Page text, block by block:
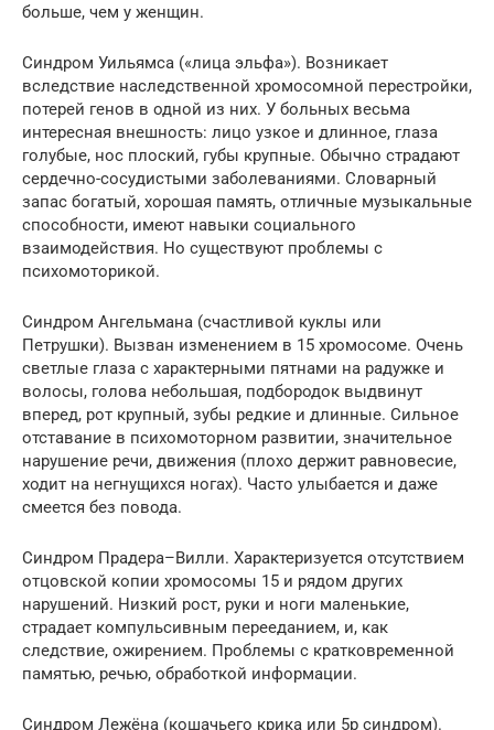
больше, чем у женщин.
Синдром Уильямса («лица эльфа»). Возникает
вследствие наследственной хромосомной перестройки,
потерей генов в одной из них. У больных весьма
интересная внешность: лицо узкое и длинное, глаза
голубые, нос плоский, губы крупные. Обычно страдают
сердечно-сосудистыми заболеваниями. Словарный
запас богатый, хорошая память, отличные музыкальные
способности, имеют навыки социального
взаимодействия. Но существуют проблемы с
психомоторикой.
Синдром Ангельмана (счастливой куклы или
Петрушки). Вызван изменением в 15 хромосоме. Очень
светлые глаза с характерными пятнами на радужке и
волосы, голова небольшая, подбородок выдвинут
вперед, рот крупный, зубы редкие и длинные. Сильное
отставание в психомоторном развитии, значительное
нарушение речи, движения (плохо держит равновесие,
ходит на негнущихся ногах). Часто улыбается и даже
смеется без повода.
Синдром Прадера–Вилли. Характеризуется отсутствием
отцовской копии хромосомы 15 и рядом других
нарушений. Низкий рост, руки и ноги маленькие,
страдает компульсивным перееданием, и, как
следствие, ожирением. Проблемы с кратковременной
памятью, речью, обработкой информации.
Синдром Лежёна (кошачьего крика или 5p синдром).